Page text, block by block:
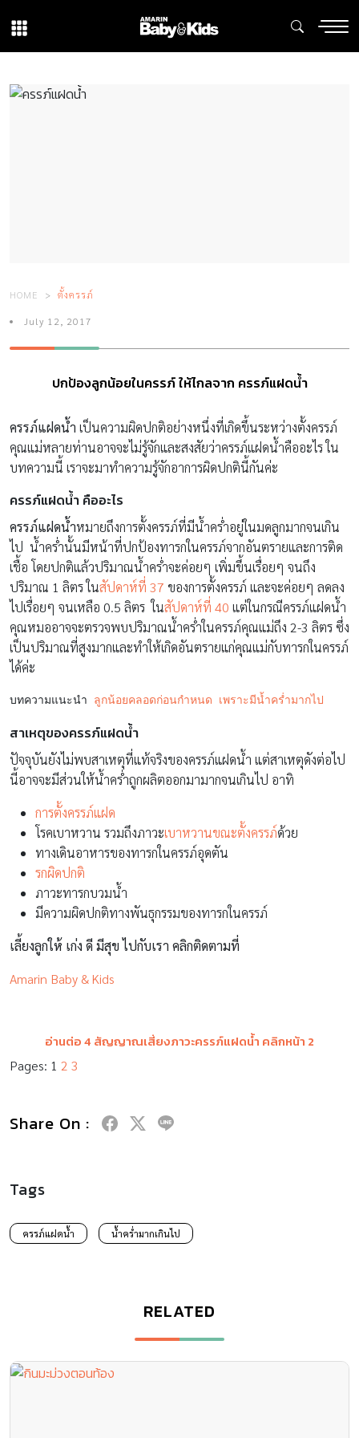
HOME ตั้งครรภ์
July 12, 2017
ปกป้องลูกน้อยในครรภ์ ให้ไกลจาก ครรภ์แฝดน้ำ
ครรภ์แฝดน้ำ เป็นความผิดปกติอย่างหนึ่งที่เกิดขึ้นระหว่างตั้งครรภ์
คุณแม่หลายท่านอาจจะไม่รู้จักและสงสัยว่าครรภ์แฝดน้ำคืออะไร ใน
บทความนี้ เราจะมาทำความรู้จักอาการผิดปกตินี้กันค่ะ
ครรภ์แฝดน้ำ คืออะไร
ครรภ์แฝดน้ำหมายถึงการตั้งครรภ์ที่มีน้ำคร่ำอยู่ในมดลูกมากจนเกิน
ไป น้ำคร่ำนั้นมีหน้าที่ปกป้องทารกในครรภ์จากอันตรายและการติด
เชื้อ โดยปกติแล้วปริมาณน้ำคร่ำจะค่อยๆ เพิ่มขึ้นเรื่อยๆ จนถึง
ปริมาณ 1 ลิตร ในสัปดาห์ที่ 37 ของการตั้งครรภ์ และจะค่อยๆ ลดลง
ไปเรื่อยๆ จนเหลือ 0.5 ลิตร ในสัปดาห์ที่ 40 แต่ในกรณีครรภ์แฝดน้ำ
คุณหมออาจจะตรวจพบปริมาณน้ำคร่ำในครรภ์คุณแม่ถึง 2-3 ลิตร ซึ่ง
เป็นปริมาณที่สูงมากและทำให้เกิดอันตรายแก่คุณแม่กับทารกในครรภ์
ได้ค่ะ
บทความแนะนำ ลูกน้อยคลอดก่อนกำหนด เพราะมีน้ำคร่ำมากไป
สาเหตุของครรภ์แฝดน้ำ
ปัจจุบันยังไม่พบสาเหตุที่แท้จริงของครรภ์แฝดน้ำ แต่สาเหตุดังต่อไป
นี้อาจจะมีส่วนให้น้ำคร่ำถูกผลิตออกมามากจนเกินไป อาทิ
การตั้งครรภ์แฝด
โรคเบาหวาน รวมถึงภาวะเบาหวานขณะตั้งครรภ์ด้วย
ทางเดินอาหารของทารกในครรภ์อุดตัน
รกผิดปกติ
ภาวะทารกบวมน้ำ
มีความผิดปกติทางพันธุกรรมของทารกในครรภ์
เลี้ยงลูกให้ เก่ง ดี มีสุข ไปกับเรา คลิกติดตามที่
Amarin Baby & Kids
อ่านต่อ 4 สัญญาณเสี่ยงภาวะครรภ์แฝดน้ำ คลิกหน้า 2
Pages: 1 2 3
Share On :
Tags
ครรภ์แฝดน้ำ น้ำคร่ำมากเกินไป
RELATED